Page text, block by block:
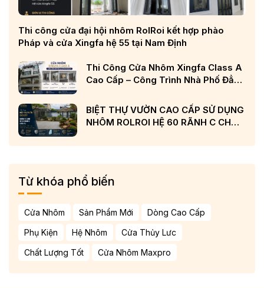
Thi công cửa đại hội nhôm RolRoi kết hợp phào
Pháp và cửa Xingfa hệ 55 tại Nam Định
Thi Công Cửa Nhôm Xingfa Class A
Cao Cấp – Công Trình Nhà Phố Đẳng
BIỆT THỰ VƯỜN CAO CẤP SỬ DỤNG
NHÔM ROLROI HỆ 60 RÃNH C CHÂU
Từ khóa phổ biến
Cửa Nhôm Sản Phẩm Mới
Dòng Cao Cấp
Phụ Kiện
Hệ Nhôm
Cửa Thủy Lưc
Chất Lượng Tốt
Cửa Nhôm Maxpro